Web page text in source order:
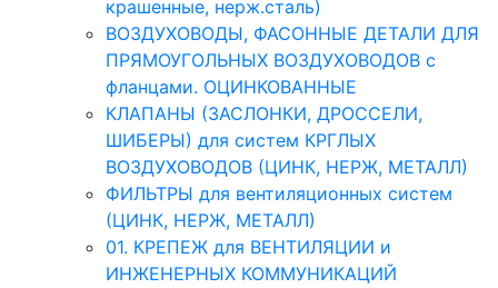
крашенные, нерж.сталь)
ВОЗДУХОВОДЫ, ФАСОННЫЕ ДЕТАЛИ ДЛЯ
ПРЯМОУГОЛЬНЫХ ВОЗДУХОВОДОВ с
фланцами. ОЦИНКОВАННЫЕ
КЛАПАНЫ (ЗАСЛОНКИ, ДРОССЕЛИ,
ШИБЕРЫ) для систем КРГЛЫХ
ВОЗДУХОВОДОВ (ЦИНК, НЕРЖ, МЕТАЛЛ)
ФИЛЬТРЫ для вентиляционных систем
(ЦИНК, НЕРЖ, МЕТАЛЛ)
01. КРЕПЕЖ для ВЕНТИЛЯЦИИ и
ИНЖЕНЕРНЫХ КОММУНИКАЦИЙ